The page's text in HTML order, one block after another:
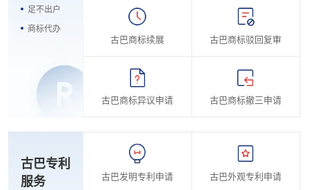
足不出户
商标代办
古巴商标续展 古巴商标驳回复审
古巴商标异议申请 古巴商标撤三申请
古巴专利
服务
古巴发明专利申请 古巴外观专利申请